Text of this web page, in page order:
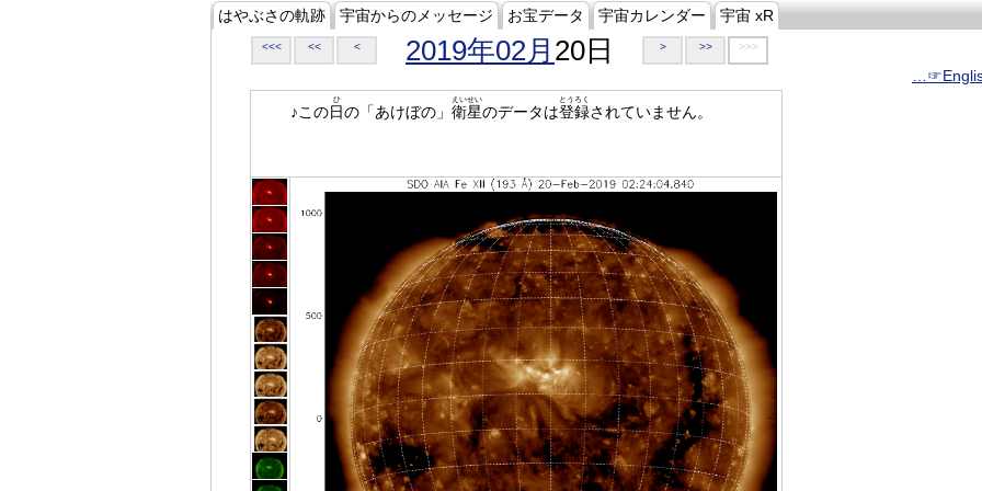
はやぶさの軌跡 宇宙からのメッセージ お宝データ 宇宙カレンダー 宇宙 xR
<<< << < 2019年02月 20日 > >> >>>
♪この日
ひ
の「あけぼの」 衛星
えいせい
のデータは登録
とうろく
されていません。